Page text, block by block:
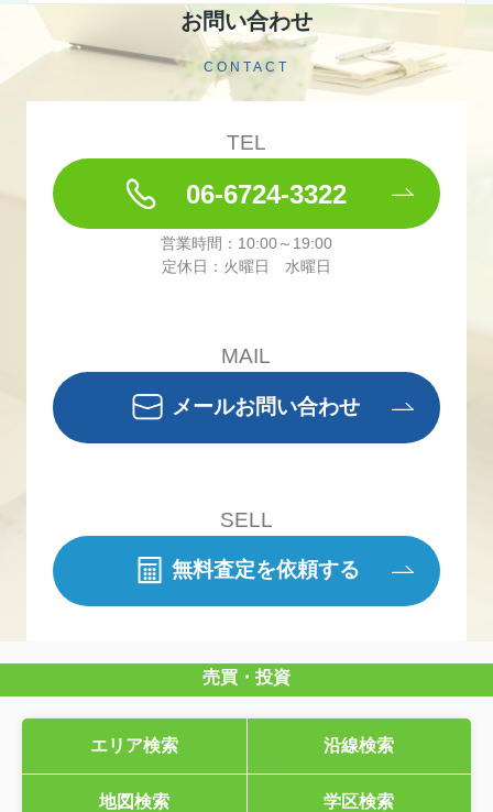
お問い合わせ
CONTACT
TEL
06-6724-3322
営業時間：10:00～19:00
定休日：火曜日 水曜日
MAIL
メールお問い合わせ
SELL
無料査定を依頼する
売買・投資
エリア検索 沿線検索
地図検索 学区検索